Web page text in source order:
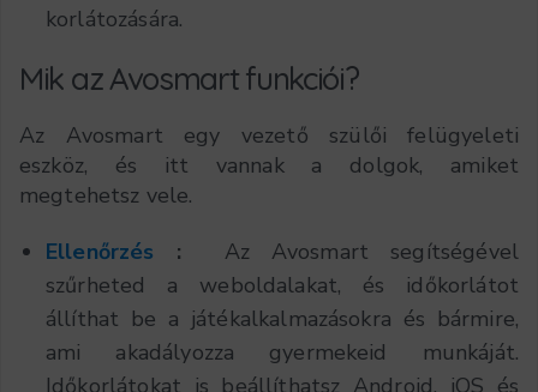
korlátozására.
Mik az Avosmart funkciói?
Az Avosmart egy vezető szülői felügyeleti
eszköz, és itt vannak a dolgok, amiket
megtehetsz vele.
Ellenőrzés : Az Avosmart segítségével
szűrheted a weboldalakat, és időkorlátot
állíthat be a játékalkalmazásokra és bármire,
ami akadályozza gyermekeid munkáját.
Időkorlátokat is beállíthatsz Android, iOS és